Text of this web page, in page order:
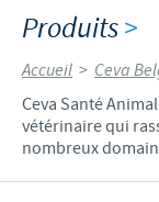
Produits>
Accueil > Ceva
Ceva Santé
vétérinaire qui
nombreux